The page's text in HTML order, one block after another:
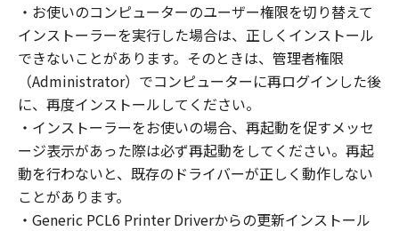
2. RESTRICTIONS
You shall not use the SOFTWARE except as
expressly granted or permitted herein, and
shall not assign, sublicense, sell, rent, lease,
loan, convey or transfer to any third party the
SOFTWARE. You shall not alter, translate or
convert to another programming language,
modify, disassemble, decompile or otherwise
reverse engineer the SOFTWARE and you shall
not have any third party to do so.
・お使いのコンピューターのユーザー権限を切り替えて
インストーラーを実行した場合は、正しくインストール
できないことがあります。そのときは、管理者権限
（Administrator）でコンピューターに再ログインした後
に、再度インストールしてください。
・インストーラーをお使いの場合、再起動を促すメッセ
ージ表示があった際は必ず再起動をしてください。再起
動を行わないと、既存のドライバーが正しく動作しない
ことがあります。
・Generic PCL6 Printer Driverからの更新インストール